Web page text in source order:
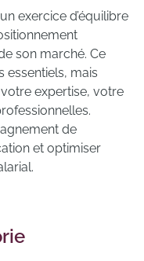
exercice d’équilibre
son marché. Ce
essentiels, mais
expertise, votre
de
et optimiser